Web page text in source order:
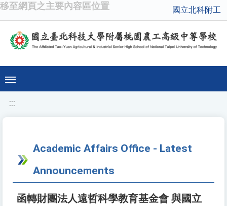
移至網頁之主要內容區位置 國立北科附工
:::
Academic Affairs Office - Latest
Announcements
函轉財團法人遠哲科學教育基金會 與國立